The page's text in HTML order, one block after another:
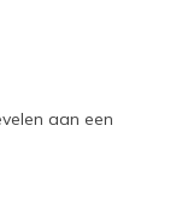
aan een